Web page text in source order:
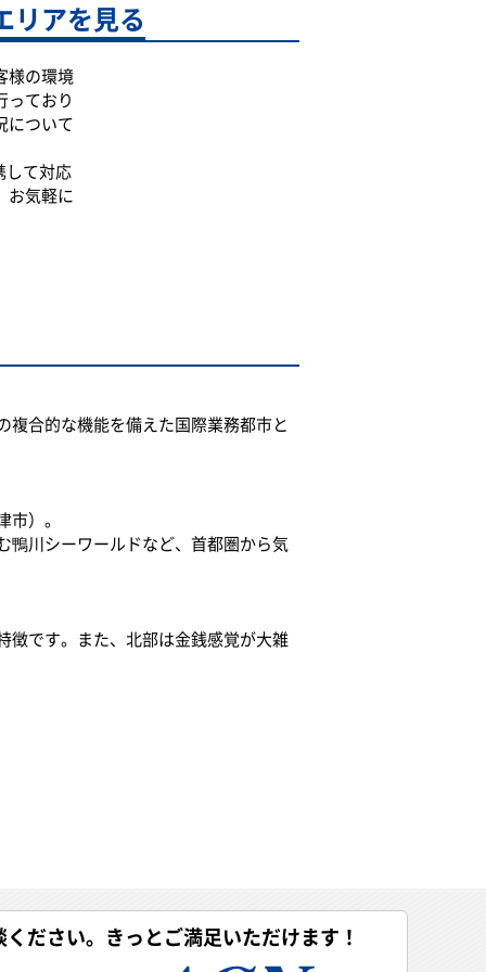
リアを見る
様の環境
っており
について
して対応
お気軽に
合的な機能を備えた国際業務都市と
）。
鴨川シーワールドなど、首都圏から気
徴です。また、北部は金銭感覚が大雑
ださい。きっとご満足いただけます！